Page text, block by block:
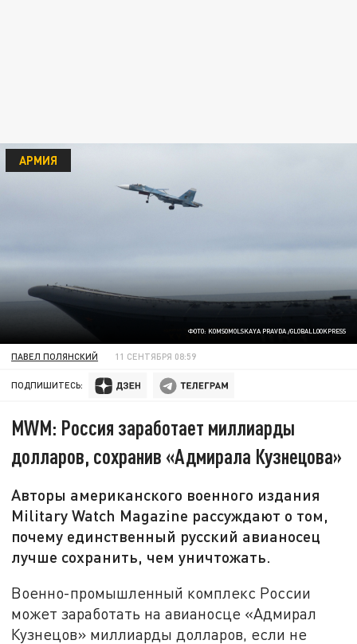
ФОТО: KOMSOMOLSKAYA PRAVDA /GLOBALLOOKPRESS
АРМИЯ
ПАВЕЛ ПОЛЯНСКИЙ 11 СЕНТЯБРЯ 08:59
ПОДПИШИТЕСЬ:
MWM: Россия заработает миллиарды
долларов, сохранив «Адмирала Кузнецова»
Авторы американского военного издания
Military Watch Magazine рассуждают о том,
почему единственный русский авианосец
лучше сохранить, чем уничтожать.
Военно-промышленный комплекс России
может заработать на авианосце «Адмирал
Кузнецов» миллиарды долларов, если не